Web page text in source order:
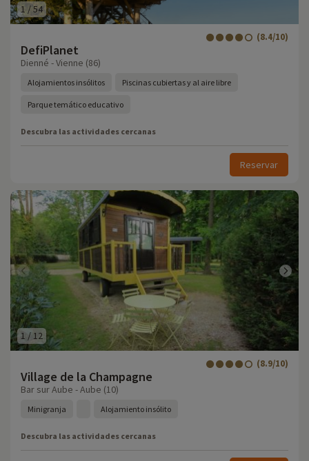
1 /54
DefiPlanet
(8.4/10)
Dienné - Vienne (86)
Alojamientos insólitos Piscinas cubiertas y al aire libre
Parque temático educativo
Descubra las actividades cercanas
Reservar
1 / 12
Village de la Champagne
(8.9/10)
Bar sur Aube - Aube (10)
Minigranja Alojamiento insólito
Descubra las actividades cercanas